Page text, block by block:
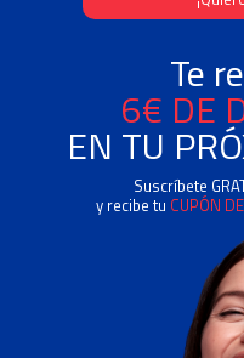
Te
6€ DE
EN TU
Suscríbete
y recibe tu CUPÓN